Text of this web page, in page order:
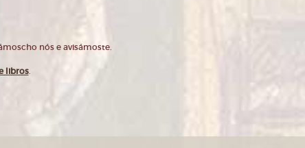
nós e avisámoste.
libros.